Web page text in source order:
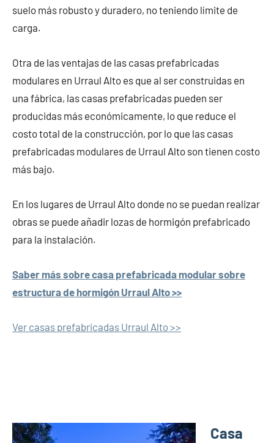
suelo más robusto y duradero, no teniendo límite de
carga.
Otra de las ventajas de las casas prefabricadas
modulares en Urraul Alto es que al ser construidas en
una fábrica, las casas prefabricadas pueden ser
producidas más económicamente, lo que reduce el
costo total de la construcción, por lo que las casas
prefabricadas modulares de Urraul Alto son tienen costo
más bajo.
En los lugares de Urraul Alto donde no se puedan realizar
obras se puede añadir lozas de hormigón prefabricado
para la instalación.
Saber más sobre casa prefabricada modular sobre
estructura de hormigón Urraul Alto >>
Ver casas prefabricadas Urraul Alto >>
Casa